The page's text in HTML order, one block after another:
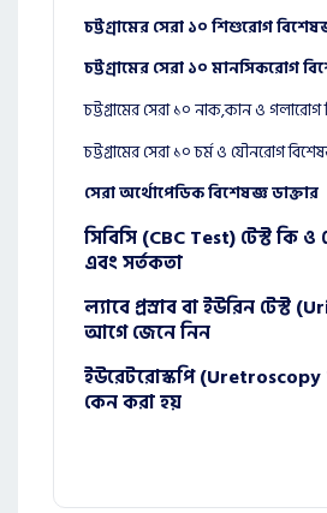
চট্টগ্রামের সেরা ১০ শিশুরোগ
চট্টগ্রামের সেরা ১০ মানসিকরোগ
চট্টগ্রামের সেরা ১০ নাক,কান ও গলারোগ
চট্টগ্রামের সেরা ১০ চর্ম ও যৌনরোগ
সেরা অর্থোপেডিক বিশেষজ্ঞ ডাক্তার
সিবিসি (CBC Test) টেস্ট কি
এবং সর্তকতা
ল্যাবে প্রস্রাব বা ইউরিন টেস্ট
আগে জেনে নিন
ইউরেটরোস্কপি
কেন করা হয়